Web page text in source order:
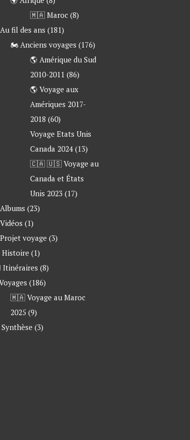
🇲🇦 Maroc(8)
fil des ans (181)
🏍 Anciens voyages (176)
🌎 Amérique du Sud
2010-2011 (86)
🌎 Voyage aux
Amériques 2017-
2018 (60)
Voyage Etats Unis
Canada 2024(13)
🇨🇦 🇺🇸 Voyage au
Canada et États
Unis 2023 (17)
(23)
(1)
voyage (3)
(1)
(8)
(186)
🇲🇦 Voyage au Maroc
2025 (9)
(3)